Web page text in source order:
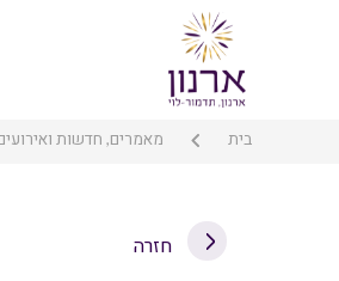
בית מאמרים, חדשות
חזרה